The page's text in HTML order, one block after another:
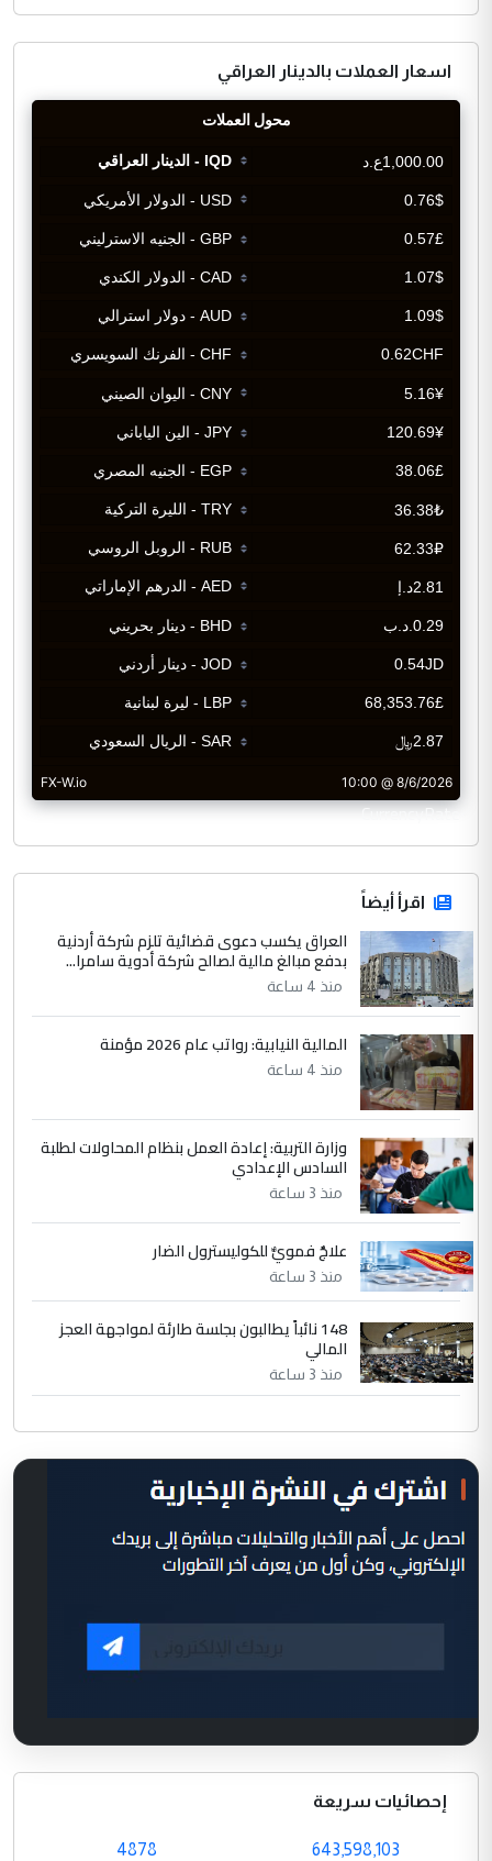
اسعار العملات بالدينار العراقي
CurrencyRate
اقرأ أيضاً
العراق يكسب دعوى قضائية تلزم شركة أردنية
بدفع مبالغ مالية لصالح شركة أدوية سامرا...
منذ 4 ساعة
المالية النيابية: رواتب عام 2026 مؤمنة
منذ 4 ساعة
وزارة التربية: إعادة العمل بنظام المحاولات لطلبة
السادس الإعدادي
منذ 3 ساعة
علاجٌ فمويٌّ للكوليسترول الضار
منذ 3 ساعة
148 نائباً يطالبون بجلسة طارئة لمواجهة العجز
المالي
منذ 3 ساعة
إحصائيات سريعة
643,598,103
4878